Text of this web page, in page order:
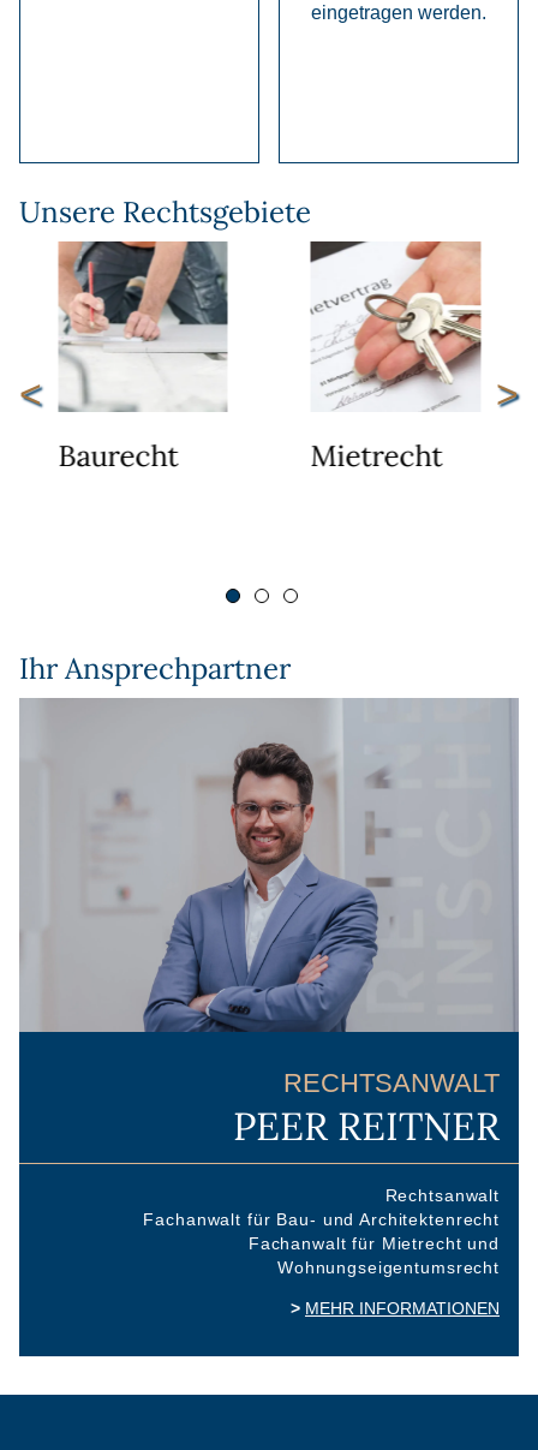
eingetragen werden.
Unsere Rechtsgebiete
< >
Baurecht Mietrecht
Ihr Ansprechpartner
RECHTSANWALT
PEER REITNER
Rechtsanwalt
Fachanwalt für Bau- und Architektenrecht
Fachanwalt für Mietrecht und
Wohnungseigentumsrecht
MEHR INFORMATIONEN